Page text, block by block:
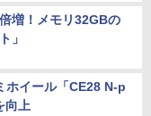
増！メモリ32GBの
」
ホイール「CE28 N-p
向上